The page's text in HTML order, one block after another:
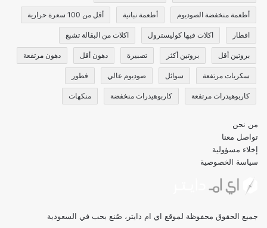
أطعمة منخفضة الصوديوم أطعمة نباتية أقل من 100 سعرة حرارية
افطار اكلات فيها كوليسترول اكلات من البقالة تشبع
بروتين أقل بروتين أكثر تصبيرة دهون أقل دهون مرتفعة
سكريات مرتفعة سوائل صوديوم عالي فطور
كاربوهيدرات مرتفعة كاربوهيدرات منخفضة منكهات
من نحن
تواصل معنا
إخلاء مسؤولية
سياسة الخصوصية
جميع الحقوق محفوظة لموقع اي ام دايتر، صُنع بحب في السعودية